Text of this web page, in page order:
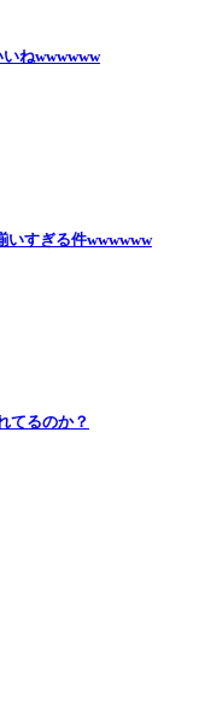
ねwwwwww
いすぎる件wwwwww
てるのか？